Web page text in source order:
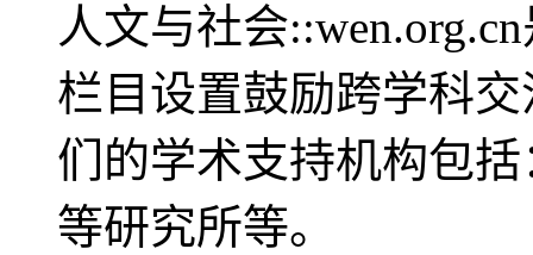
人文与社会
栏目设置鼓励跨学科
们的学术支持机构包
等研究所等。